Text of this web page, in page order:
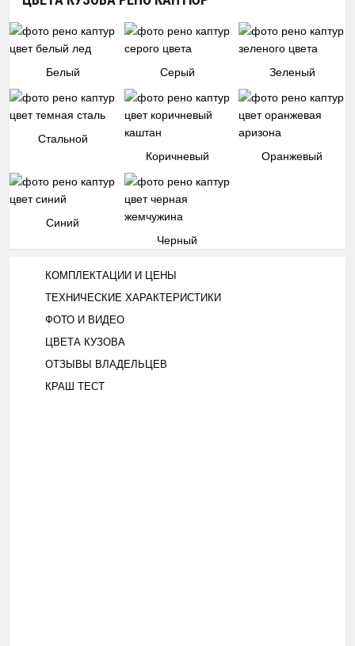
Белый Серый Зеленый
Стальной
Коричневый
Оранжевый
Синий
Черный
КОМПЛЕКТАЦИИ И ЦЕНЫ
ТЕХНИЧЕСКИЕ ХАРАКТЕРИСТИКИ
ФОТО И ВИДЕО
ЦВЕТА КУЗОВА
ОТЗЫВЫ ВЛАДЕЛЬЦЕВ
КРАШ ТЕСТ